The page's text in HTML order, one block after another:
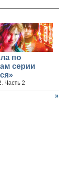
по
серии
Часть 2